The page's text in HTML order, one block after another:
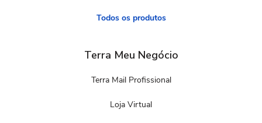
Todos os produtos
Terra Meu Negócio
Terra Mail Profissional
Loja Virtual